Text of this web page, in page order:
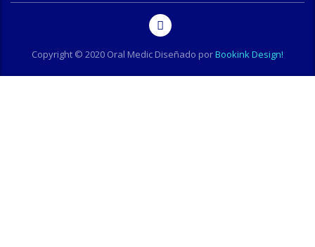
Copyright © 2020 Oral Medic Diseñado porBookink Design!